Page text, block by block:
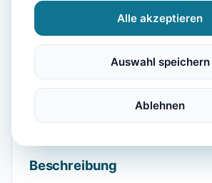
Heizung Küche Balkon
Parkmöglichkeit Kingsize Bett
Ausblick
Beschreibung
Alle akzeptieren
Auswahl speichern
Ablehnen